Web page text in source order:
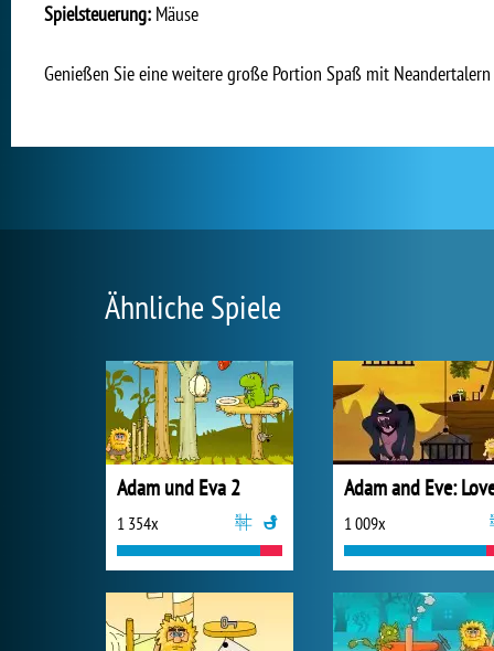
Spielsteuerung: Mäuse
Genießen Sie eine weitere große Portion Spaß mit
Ähnliche Spiele
Adam und Eva 2
1 354x 1 009x